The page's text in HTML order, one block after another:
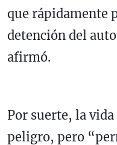
que rápidamente
detención del
afirmó.
Por suerte, la
peligro, pero